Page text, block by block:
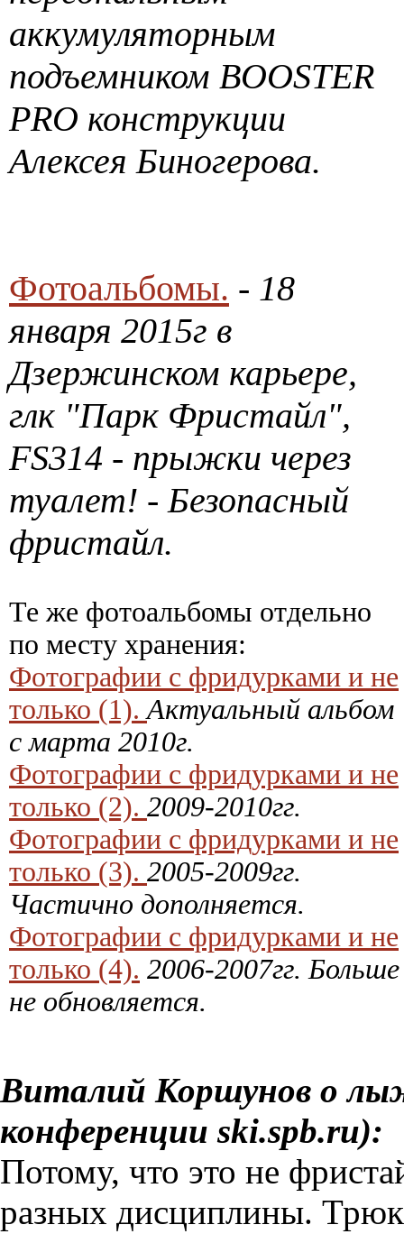
аккумуляторным
подъемником BOOSTER
PRO конструкции
Алексея Биногерова.
Фотоальбомы. - 18
января 2015г в
Дзержинском карьере,
глк "Парк Фристайл",
FS314 - прыжки через
туалет! - Безопасный
фристайл.
Те же фотоальбомы отдельно
по месту хранения:
Фотографии с фридурками и не
только (1).Актуальный альбом
с марта 2010г.
Фотографии с фридурками и не
только (2). 2009-2010гг.
Фотографии с фридурками и не
только (3). 2005-2009гг.
Частично дополняется.
Фотографии с фридурками и не
только (4). 2006-2007гг. Больше
не обновляется.
Виталий Коршунов о
конференции ski.spb.ru):
Потому, что это не
разных дисциплины.